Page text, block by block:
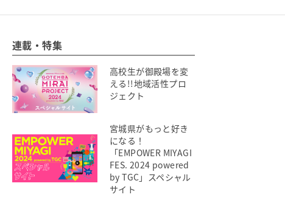
連載・特集
高校生が御殿場を変
える!!地域活性プロ
ジェクト
宮城県がもっと好き
になる！
「EMPOWER MIYAGI
FES. 2024 powered
by TGC」スペシャル
サイト